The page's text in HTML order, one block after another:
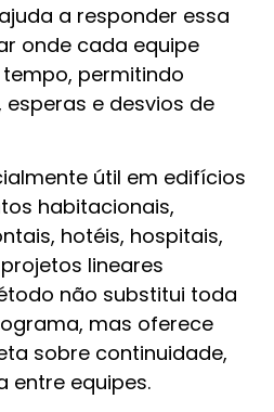
a responder essa
onde cada equipe
permitindo
e desvios de
útil em edifícios
habitacionais,
hotéis, hospitais,
lineares
não substitui toda
mas oferece
sobre continuidade,
entre equipes.